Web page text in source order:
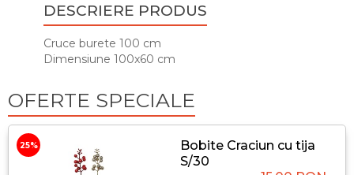
DESCRIERE PRODUS
Cruce burete 100 cm
Dimensiune 100x60 cm
OFERTE SPECIALE
25%
Bobite Craciun cu tija
S/30